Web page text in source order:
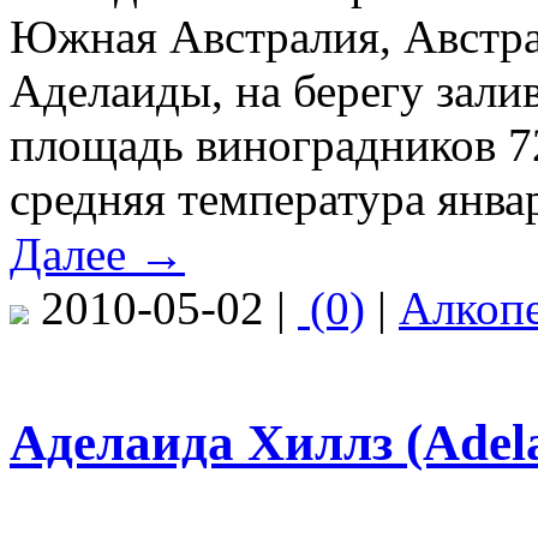
Южная Австралия,
Аделаиды, на берегу
площадь виноградников
средняя температура
Далее →
2010-05-02 | (0) |
Аделаида Хиллз